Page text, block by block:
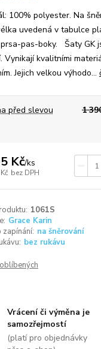
100% polyester. Na
uvedená v tabulce
pas-boky. Šaty GK
Vynikají kvalitními
Jejich velkou výhodo...
před slevou 1
Kč/ks
bez DPH
1061S
Grace Karin
zapínání: na šněrování
bez rukávu
Vrácení či výměna je
samozřejmostí
(platí pro objednávky